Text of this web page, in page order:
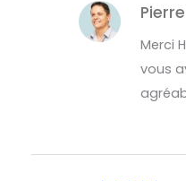
Merci
vous